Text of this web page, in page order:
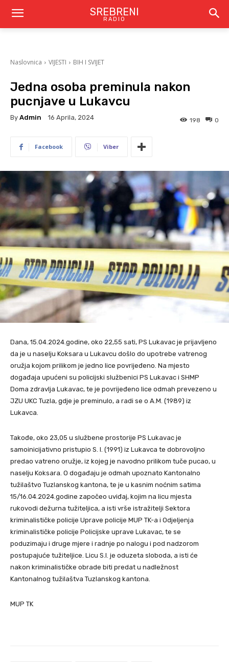
SREBRENI
RADIO
Naslovnica VIJESTI BIH I SVIJET
Jedna osoba preminula nakon
pucnjave u Lukavcu
By Admin 16 Aprila, 2024 0
198
Facebook Viber
Dana, 15.04.2024.godine, oko 22,55 sati, PS Lukavac je prijavljeno
da je u naselju Koksara u Lukavcu došlo do upotrebe vatrenog
oružja kojom prilikom je jedno lice povrijeđeno. Na mjesto
događaja upućeni su policijski službenici PS Lukavac i SHMP
Doma zdravlja Lukavac, te je povrijeđeno lice odmah prevezeno u
JZU UKC Tuzla, gdje je preminulo, a radi se o A.M. (1989) iz
Lukavca.
Takođe, oko 23,05 u službene prostorije PS Lukavac je
samoinicijativno pristupio S. I. (1991) iz Lukavca te dobrovoljno
predao vatreno oružje, iz kojeg je navodno prilikom tuče pucao, u
naselju Koksara. O događaju je odmah upoznato Kantonalno
tužilaštvo Tuzlanskog kantona, te je u kasnim noćnim satima
15/16.04.2024.godine započeo uviđaj, kojim na licu mjesta
rukovodi dežurna tužiteljica, a isti vrše istražitelji Sektora
kriminalističke policije Uprave policije MUP TK-a i Odjeljenja
kriminalističke policije Policijske uprave Lukavac, te se
poduzimaju i druge mjere i radnje po nalogu i pod nadzorom
postupajuće tužiteljice. Licu S.I. je oduzeta sloboda, a isti će
nakon kriminalističke obrade biti predat u nadležnost
Kantonalnog tužilaštva Tuzlanskog kantona.
MUP TK